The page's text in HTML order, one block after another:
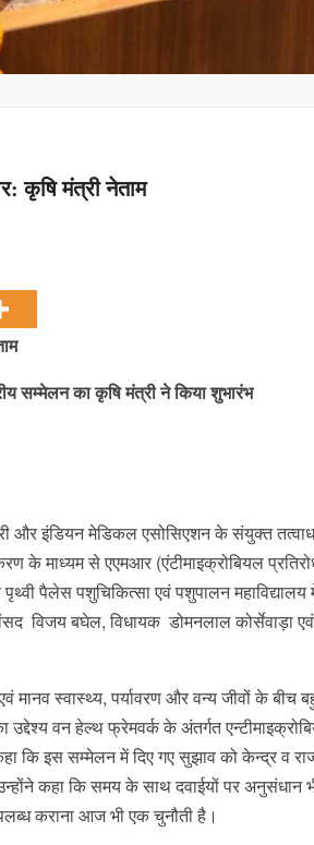
कृषि मंत्री नेताम
सम्मेलन का कृषि मंत्री ने किया शुभारंभ
और इंडियन मेडिकल एसोसिएशन के संयुक्त
के माध्यम से एएमआर (एंटीमाइक्रोबियल
पैलेस पशुचिकित्सा एवं पशुपालन
विजय बघेल, विधायक डोमनलाल कोर्सेवाड़ा
स्वास्थ्य, पर्यावरण और वन्य जीवों के बीच
उद्देश्य वन हेल्थ फ्रेमवर्क के अंतर्गत
कि इस सम्मेलन में दिए गए सुझाव को केन्द्र व
कहा कि समय के साथ दवाईयों पर अनुसंधान
कराना आज भी एक चुनौती है।